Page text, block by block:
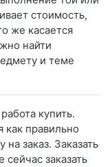
стоимость,
же касается
найти
и теме
купить.
как правильно
заказ. Заказать
заказать